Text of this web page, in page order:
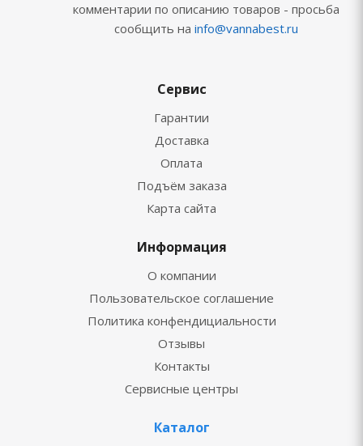
комментарии по описанию товаров - просьба
сообщить на info@vannabest.ru
Сервис
Гарантии
Доставка
Оплата
Подъём заказа
Карта сайта
Информация
О компании
Пользовательское соглашение
Политика конфендициальности
Отзывы
Контакты
Сервисные центры
Каталог